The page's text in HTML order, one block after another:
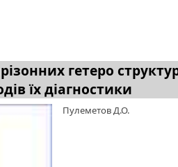
гетеро
їх діагностики
Пулеметов Д.О.